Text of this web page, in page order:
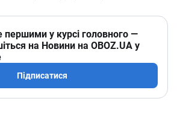
першими у курсі головного —
на Новини на OBOZ.UA у
Підписатися